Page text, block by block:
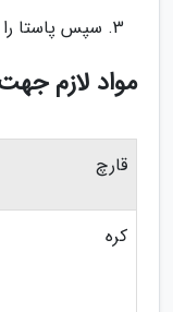
سپس پاستا
مواد لازم
قارچ
کره